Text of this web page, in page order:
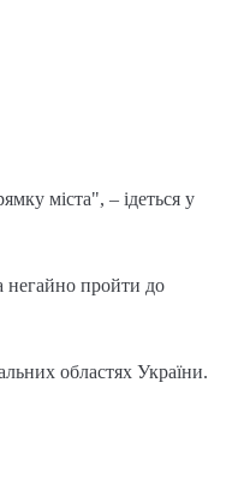
міста", – ідеться у
негайно пройти до
областях України.